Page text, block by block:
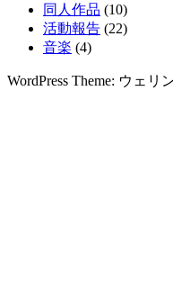
同人作品 (10)
活動報告 (22)
音楽 (4)
WordPress Theme: ウェリ